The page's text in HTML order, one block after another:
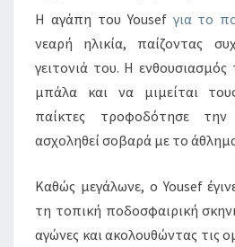
Η αγάπη του Yousef για το
νεαρή ηλικία, παίζοντας
γειτονιά του. Η
μπάλα και να μιμείται
παίκτες τροφοδότησε
ασχοληθεί σοβαρά με το
Καθώς μεγάλωνε, ο Yousef
τη τοπική ποδοσφαιρική
αγώνες και ακολουθώντας τις